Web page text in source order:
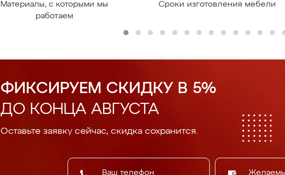
Материалы, с которыми мы
работаем
Сроки изготовления мебели
ФИКСИРУЕМ СКИДКУ В 5%
ДО КОНЦА АВГУСТА
Оставьте заявку сейчас, скидка сохранится.